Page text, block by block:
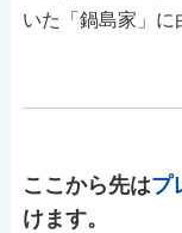
いた「鍋島家」に
ここから先はプ
けます。